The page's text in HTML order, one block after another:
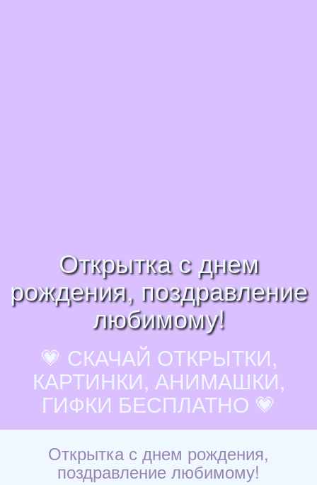
Открытка с днем
рождения, поздравление
любимому!
💗 СКАЧАЙ ОТКРЫТКИ,
КАРТИНКИ, АНИМАШКИ,
ГИФКИ БЕСПЛАТНО 💗
Открытка с днем рождения,
поздравление любимому!